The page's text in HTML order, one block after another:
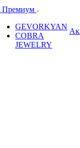
Премиум
GEVORKYAN
COBRA
JEWELRY